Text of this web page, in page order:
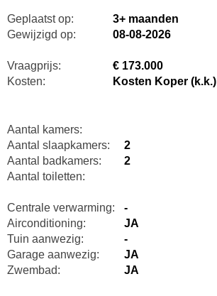
Geplaatst op:
3+ maanden
Gewijzigd op:
08-08-2026
Vraagprijs:
€ 173.000
Kosten:
Kosten Koper (k.k.)
Aantal kamers:
Aantal slaapkamers:
2
Aantal badkamers:
2
Aantal toiletten:
Centrale verwarming:
-
Airconditioning:
JA
Tuin aanwezig:
-
Garage aanwezig:
JA
Zwembad:
JA